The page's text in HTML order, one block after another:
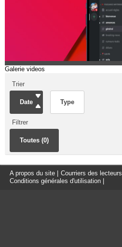
Galerie videos
Trier
Date Type
Filtrer
Toutes (0)
A propos du site Courriers des lecteurs
Conditions générales d'utilisation